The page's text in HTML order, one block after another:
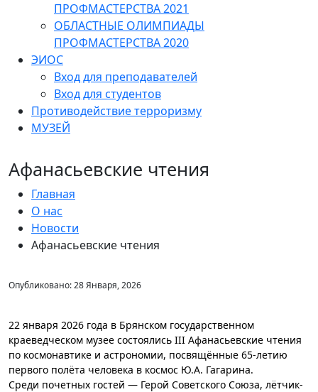
ПРОФМАСТЕРСТВА 2021
ОБЛАСТНЫЕ ОЛИМПИАДЫ
ПРОФМАСТЕРСТВА 2020
ЭИОС
Вход для преподавателей
Вход для студентов
Противодействие терроризму
МУЗЕЙ
Афанасьевские чтения
Главная
О нас
Новости
Афанасьевские чтения
Опубликовано: 28 Января, 2026
22 января 2026 года в Брянском государственном
краеведческом музее состоялись III Афанасьевские чтения
по космонавтике и астрономии, посвящённые 65-летию
первого полёта человека в космос Ю.А. Гагарина.
Среди почетных гостей — Герой Советского Союза, лётчик-